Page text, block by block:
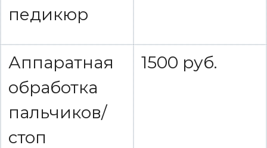
педикюр
Аппаратная
обработка
пальчиков/
стоп
1500 руб.